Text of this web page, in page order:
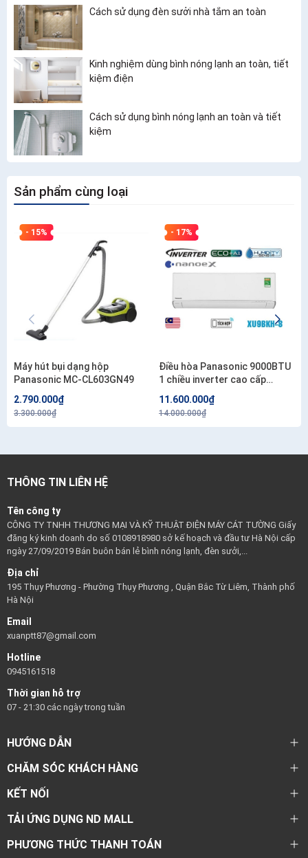
Cách sử dụng đèn sưởi nhà tắm an toàn
Kinh nghiệm dùng bình nóng lạnh an toàn, tiết
kiệm điện
Cách sử dụng bình nóng lạnh an toàn và tiết
kiệm
Sản phẩm cùng loại
- 15%
Máy hút bụi dạng hộp
Panasonic MC-CL603GN49
2.790.000₫
3.300.000₫
- 17%
Điều hòa Panasonic 9000BTU
1 chiều inverter cao cấp
XU9BKH-8
11.600.000₫
14.000.000₫
THÔNG TIN LIÊN HỆ
Tên công ty
CÔNG TY TNHH THƯƠNG MẠI VÀ KỸ THUẬT ĐIỆN MÁY CÁT TƯỜNG Giấy
đăng ký kinh doanh do số 0108918980 sở kế hoạch và đầu tư Hà Nội cấp
ngày 27/09/2019 Bán buôn bán lẻ bình nóng lạnh, đèn sưởi,...
Địa chỉ
195 Thụy Phương - Phường Thụy Phương , Quận Bắc Từ Liêm, Thành phố
Hà Nội
Email
xuanptt87@gmail.com
Hotline
0945161518
Thời gian hỗ trợ
07 - 21:30 các ngày trong tuần
HƯỚNG DẪN
CHĂM SÓC KHÁCH HÀNG
KẾT NỐI
TẢI ỨNG DỤNG ND MALL
PHƯƠNG THỨC THANH TOÁN